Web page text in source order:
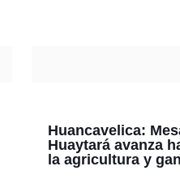
Huancavelica:
Huaytará avanza
la agricultura y